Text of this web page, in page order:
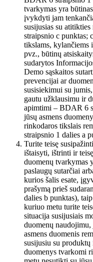
tvarkymas yra
įvykdyti jam
susijusias su
straipsnio c punktas;
tikslams, kylančiems
pvz., būtinų
sudarytos
Demo sąskaitos
prevencijai ar
susisiekimui su
gautu užklausimu ir
apimtimi – BDAR 6
jūsų asmens
rinkodaros tikslais
straipsnio 1 dalies a
Turite teisę
ištaisyti, ištrinti ir
duomenų tvarkymas
paslaugų sutarčiai
kurios šalis esate,
prašymą prieš
dalies b punktas),
kuriuo metu turite
situacija susijusiais
duomenų
asmens duomenis
susijusiu su produktų
duomenys tvarkomi